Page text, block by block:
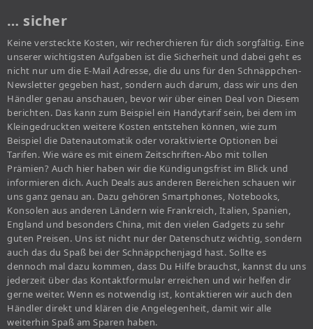
… sicher
Keine versteckte Kosten, wir recherchieren für dich sorgfältig. Eine
unserer wichtigsten Aufgaben ist die Sicherheit und dabei geht es
nicht nur um die E-Mail Adresse, die du uns für den Schnäppchen-
Newsletter gegeben hast, sondern auch darum, dass wir uns den
Händler genau anschauen, bevor wir über einen Deal von Diesem
berichten. Das kann zum Beispiel ein Handytarif sein, bei dem im
Kleingedruckten weitere Kosten entstehen können, wie zum
Beispiel die Datenautomatik oder voraktivierte Optionen bei
Tarifen. Wie wäre es mit einem Zeitschriften-Abo mit tollen
Prämien? Auch hier haben wir die Kündigungsfrist im Blick und
informieren dich. Auch Deals aus anderen Bereichen schauen wir
uns ganz genau an. Dazu gehören Smartphones, Notebooks,
Konsolen aus anderen Ländern wie Frankreich, Italien, Spanien,
England und besonders China, mit den vielen Gadgets zu sehr
guten Preisen. Uns ist nicht nur der Datenschutz wichtig, sondern
auch das du Spaß bei der Schnäppchenjagd hast. Sollte es
dennoch mal dazu kommen, dass Du Hilfe brauchst, kannst du uns
jederzeit über das Kontaktformular erreichen und wir helfen dir
gerne weiter. Wenn es notwendig ist, kontaktieren wir auch den
Händler direkt und klären die Angelegenheit, damit wir alle
weiterhin Spaß am Sparen haben.